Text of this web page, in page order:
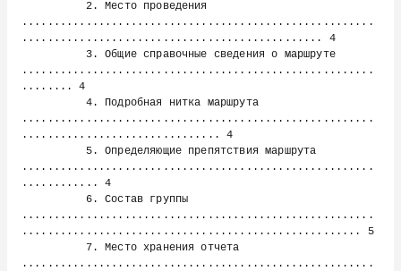
.......................................................
............................................... 4
.......................................................
........ 4
.......................................................
............................... 4
.......................................................
............ 4
.......................................................
..................................................... 5
.......................................................